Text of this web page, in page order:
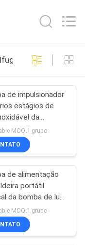
da
48
de
23
de impulsionador
estágios de
da
de água, bomba
da alimentação
MOQ:1 grupo
de alimentação
portátil
da bomba de luta
o incêndio no
elétrica térmico
MOQ:1 grupo